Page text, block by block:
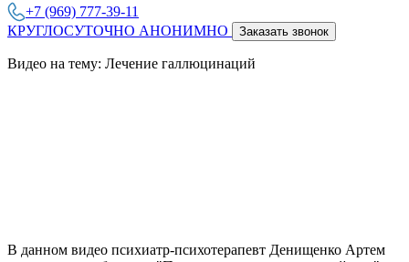
+7 (969) 777-39-11
КРУГЛОСУТОЧНО АНОНИМНО
Заказать звонок
Видео на тему: Лечение галлюцинаций
В данном видео психиатр-психотерапевт Денищенко Артем